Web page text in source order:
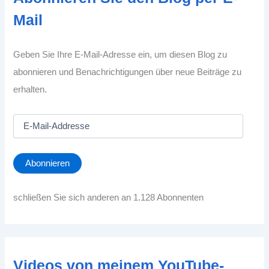
Mail
Geben Sie Ihre E-Mail-Adresse ein, um diesen Blog zu
abonnieren und Benachrichtigungen über neue Beiträge zu
erhalten.
a
i
A
s
Abonnieren
schließen Sie sich anderen an 1.128 Abonnenten
Videos von meinem YouTube-